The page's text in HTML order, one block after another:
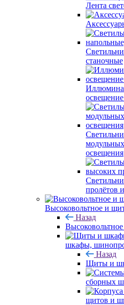
Лента
станочные
освещение
освещения
пролётов
Высоковольтное и
Назад
шкафы,
Назад
Щиты и
сборных
щитов и